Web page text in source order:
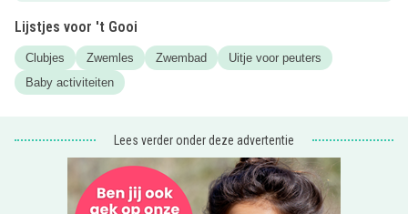
Lijstjes voor 't Gooi
Clubjes Zwemles Zwembad
Uitje voor peuters
Baby activiteiten
Lees verder onder deze advertentie